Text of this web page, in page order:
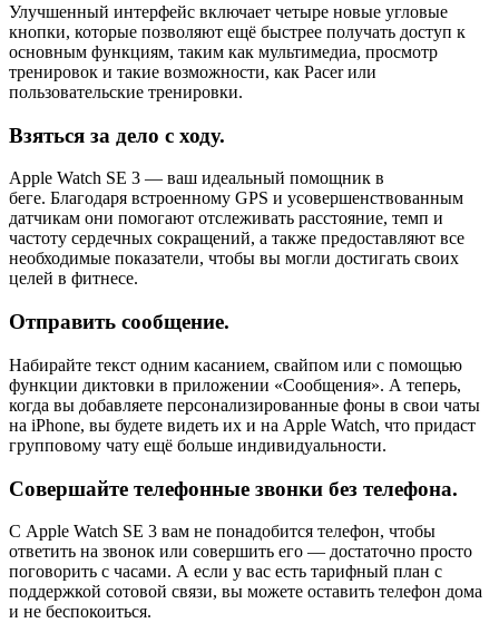
Улучшенный интерфейс включает четыре новые угловые
кнопки, которые позволяют ещё быстрее получать доступ к
основным функциям, таким как мультимедиа, просмотр
тренировок и такие возможности, как Pacer или
пользовательские тренировки.
Взяться за дело с ходу.
Apple Watch SE 3 — ваш идеальный помощник в
беге. Благодаря встроенному GPS и усовершенствованным
датчикам они помогают отслеживать расстояние, темп и
частоту сердечных сокращений, а также предоставляют все
необходимые показатели, чтобы вы могли достигать своих
целей в фитнесе.
Отправить сообщение.
Набирайте текст одним касанием, свайпом или с помощью
функции диктовки в приложении «Сообщения». А теперь,
когда вы добавляете персонализированные фоны в свои чаты
на iPhone, вы будете видеть их и на Apple Watch, что придаст
групповому чату ещё больше индивидуальности.
Совершайте телефонные звонки без телефона.
С Apple Watch SE 3 вам не понадобится телефон, чтобы
ответить на звонок или совершить его — достаточно просто
поговорить с часами. А если у вас есть тарифный план с
поддержкой сотовой связи, вы можете оставить телефон дома
и не беспокоиться.